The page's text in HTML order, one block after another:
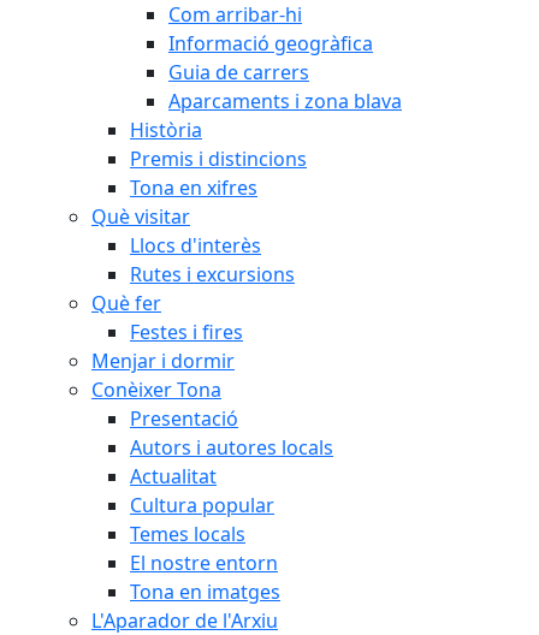
Com arribar-hi
Informació geogràfica
Guia de carrers
Aparcaments i zona blava
Història
Premis i distincions
Tona en xifres
Què visitar
Llocs d'interès
Rutes i excursions
Què fer
Festes i fires
Menjar i dormir
Conèixer Tona
Presentació
Autors i autores locals
Actualitat
Cultura popular
Temes locals
El nostre entorn
Tona en imatges
L'Aparador de l'Arxiu